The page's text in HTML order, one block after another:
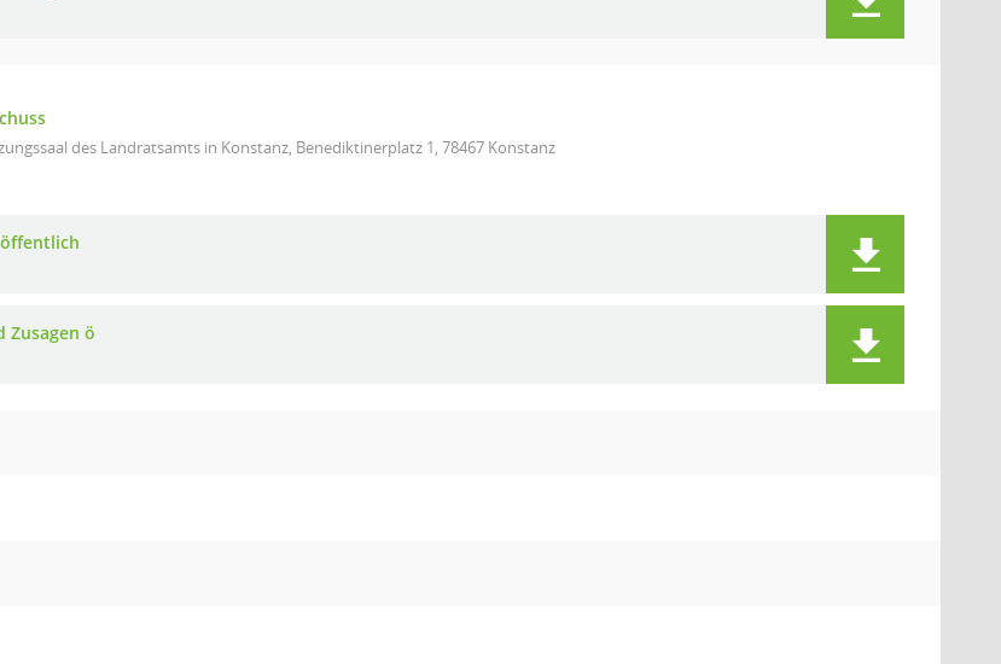
des Landratsamts in Konstanz, Benediktinerplatz 1, 78467 Konstanz
Zusagen ö